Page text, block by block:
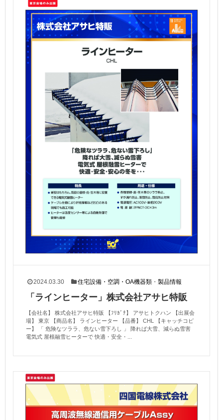
2024.03.30 住宅設備・空調・OA機器類 ・製品情報
「ラインヒーター」株式会社アサヒ特販
【会社名】 株式会社アサヒ特販 【ﾌﾘｶﾞﾅ】 アサヒトクハン 【出展会
場】 東京 【商品名】 ラインヒーター 【品番】 CHL 【キャッチコピ
ー】 「 危険なツララ、危ない雪下ろし 」 降れば大雪、減らぬ雪害
電気式 屋根融雪ヒーターで 快適・安全・...